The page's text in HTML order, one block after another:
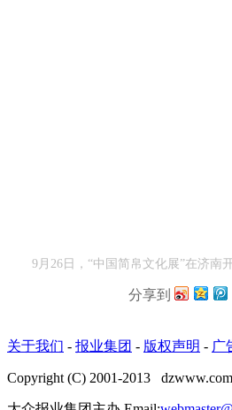
9月26日，“中国简帛文化展”在济南开
分享到
关于我们 - 报业集团 - 版权声明 - 广
Copyright (C) 2001-2013